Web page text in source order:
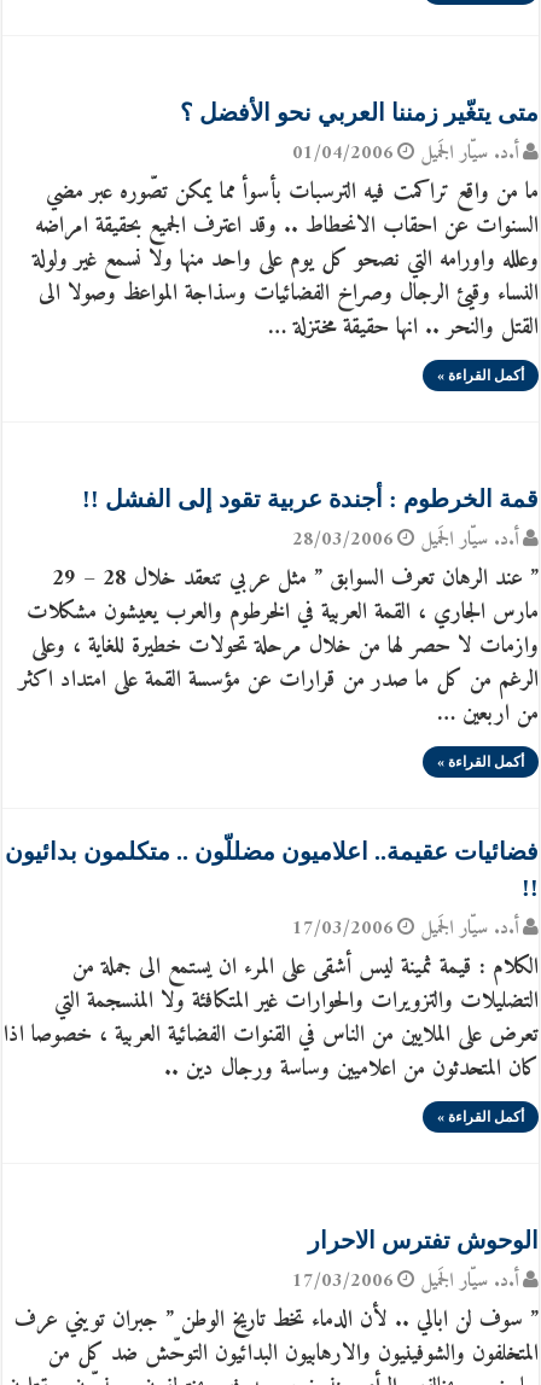
متى يتغّير زمننا العربي نحو الأفضل ؟
أ.د. سيّار الجَميل 01/04/2006
ما من واقع تراكمت فيه الترسبات بأسوأ مما يمكن تصّوره عبر مضي
السنوات عن احقاب الانحطاط .. وقد اعترف الجميع بحقيقة امراضه
وعلله واورامه التي نصحو كل يوم على واحد منها ولا نسمع غير ولولة
النساء وقيئ الرجال وصراخ الفضائيات وسذاجة المواعظ وصولا الى
القتل والنحر .. انها حقيقة مختزلة …
أكمل القراءة »
قمة الخرطوم : أجندة عربية تقود إلى الفشل !!
أ.د. سيّار الجَميل 28/03/2006
” عند الرهان تعرف السوابق ” مثل عربي تنعقد خلال 28 – 29
مارس الجاري ، القمة العربية في الخرطوم والعرب يعيشون مشكلات
وازمات لا حصر لها من خلال مرحلة تحولات خطيرة للغاية ، وعلى
الرغم من كل ما صدر من قرارات عن مؤسسة القمة على امتداد اكثر
من اربعين …
أكمل القراءة »
فضائيات عقيمة.. اعلاميون مضللّون .. متكلمون بدائيون
!!
أ.د. سيّار الجَميل 17/03/2006
الكلام : قيمة ثمينة ليس أشقى على المرء ان يستمع الى جملة من
التضليلات والتزويرات والحوارات غير المتكافئة ولا المنسجمة التي
تعرض على الملايين من الناس في القنوات الفضائية العربية ، خصوصا اذا
كان المتحدثون من اعلاميين وساسة ورجال دين ..
أكمل القراءة »
الوحوش تفترس الاحرار
أ.د. سيّار الجَميل 17/03/2006
” سوف لن ابالي .. لأن الدماء تخط تاريخ الوطن ” جبران تويني عرف
المتخلفون والشوفينيون والارهابيون البدائيون التوحّش ضد كل من